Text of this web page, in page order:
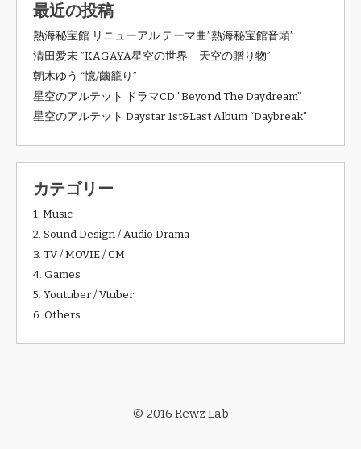
最近の投稿
熱海秘宝館 リニューアル テーマ曲”熱海秘宝館音頭”
清田愛未 ”KAGAYA星空の世界 天空の贈り物”
朝木ゆう “憶/繭籠り”
星空のアルテット ドラマCD ”Beyond The Daydream”
星空のアルテット Daystar 1st&Last Album “Daybreak”
カテゴリー
1. Music
2. Sound Design / Audio Drama
3. TV / MOVIE / CM
4. Games
5. Youtuber / Vtuber
6. Others
© 2016 Rewz Lab